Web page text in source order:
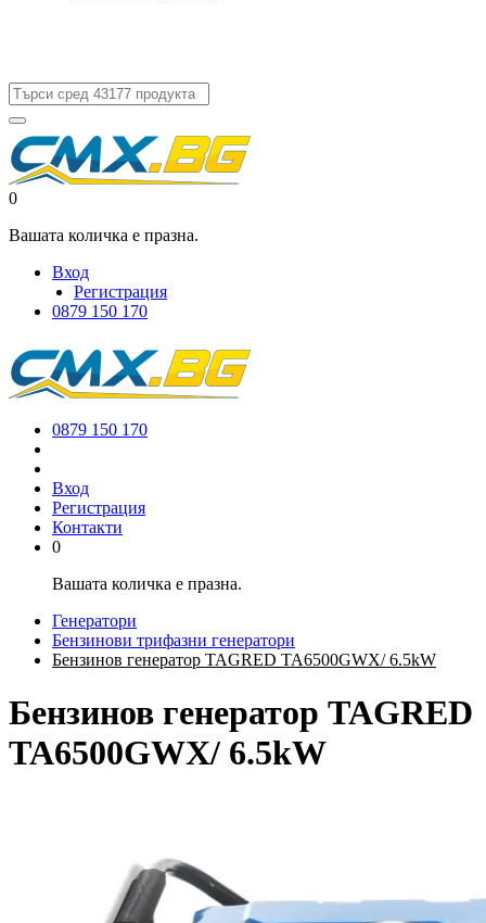
0
Вашата количка е празна.
Вход
Регистрация
0879 150 170
0879 150 170
Вход
Регистрация
Контакти
0
Вашата количка е празна.
Генератори
Бензинови трифазни генератори
Бензинов генератор TAGRED TA6500GWX/ 6.5kW
Бензинов генератор TAGRED
TA6500GWX/ 6.5kW